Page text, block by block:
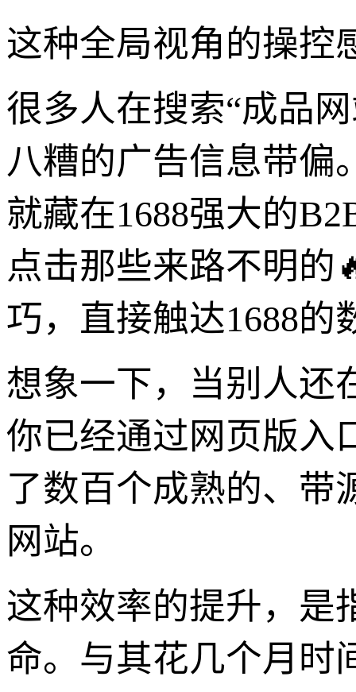
这种全局视角的操控
很多人在搜索“成品
八糟的广告信息带偏
就藏在1688强大的
点击那些来路不明的
巧，直接触达1688的
想象一下，当别人还
你已经通过网页版入
了数百个成熟的、带
网站。
这种效率的提升，是
命。与其花几个月时